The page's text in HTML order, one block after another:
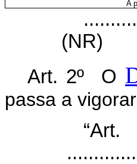
A
(NR)
Art. 2º O
passa a